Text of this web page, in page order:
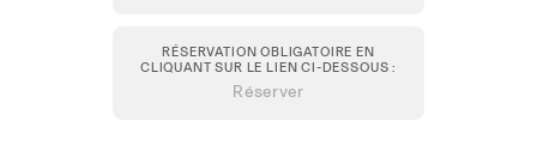
RÉSERVATION OBLIGATOIRE EN
CLIQUANT SUR LE LIEN CI-DESSOUS :
Réserver